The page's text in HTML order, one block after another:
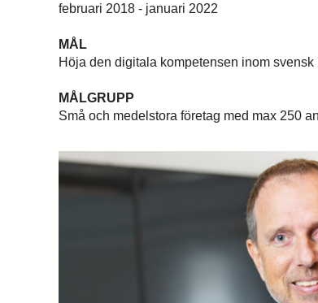
februari 2018 - januari 2022
MÅL
Höja den digitala kompetensen inom
MÅLGRUPP
Små och medelstora företag med max 250